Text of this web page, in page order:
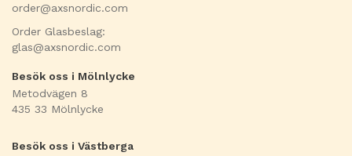
order@axsnordic.com
Order Glasbeslag:
glas@axsnordic.com
Besök oss i Mölnlycke
Metodvägen 8
435 33 Mölnlycke
Besök oss i Västberga